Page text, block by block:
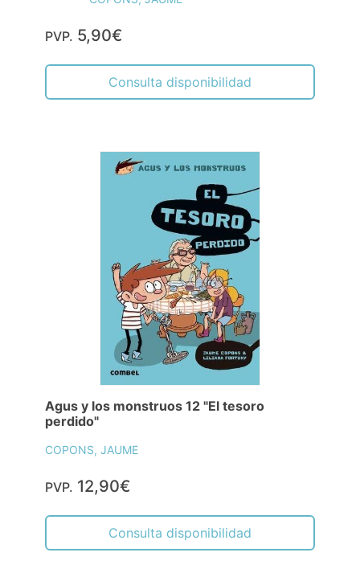
PVP. 5,90€
Consulta disponibilidad
Agus y los monstruos 12 "El tesoro
perdido"
COPONS, JAUME
PVP. 12,90€
Consulta disponibilidad